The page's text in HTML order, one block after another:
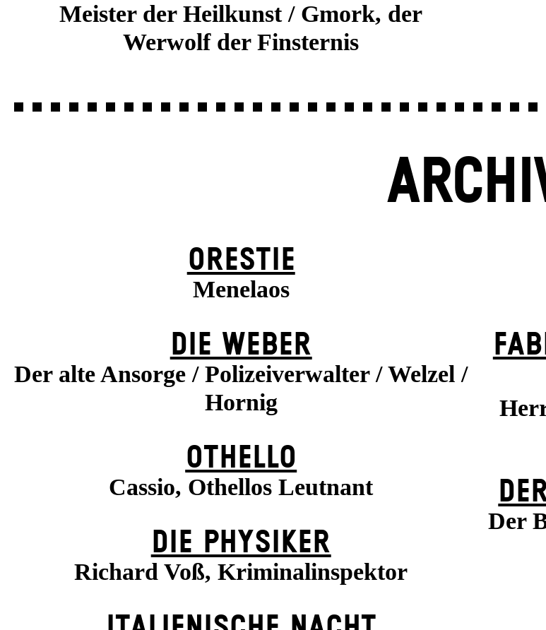
Meister der Heilkunst / Gmork, der
Werwolf der Finsternis
ORESTIE
Menelaos
DIE WEBER
Der alte Ansorge / Polizeiverwalter / Welzel /
Hornig
OTHELLO
Cassio, Othellos Leutnant
DIE PHYSIKER
Richard Voß, Kriminalinspektor
Der